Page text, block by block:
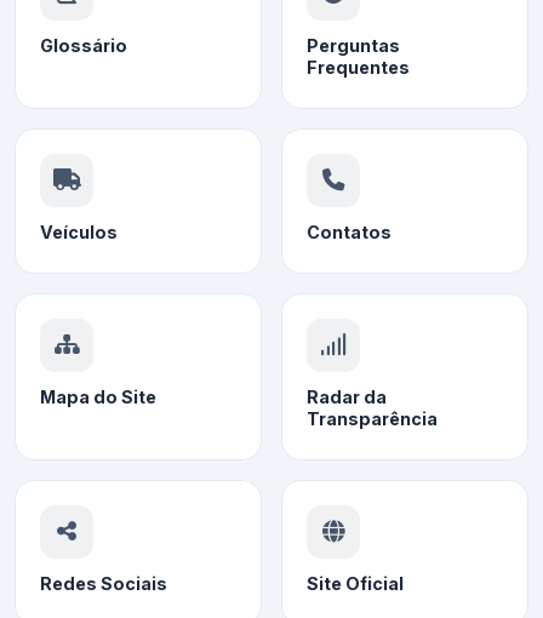
Glossário
Perguntas
Frequentes
Veículos Contatos
Mapa do Site
Radar da
Transparência
Redes Sociais Site Oficial